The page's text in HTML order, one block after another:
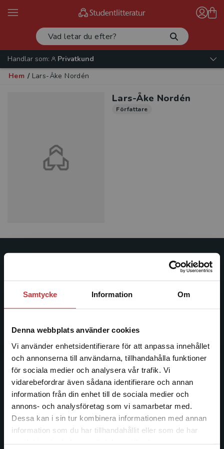
Samtycke Information Om
Denna webbplats använder cookies
Vi använder enhetsidentifierare för att anpassa innehållet
och annonserna till användarna, tillhandahålla funktioner
för sociala medier och analysera vår trafik. Vi
vidarebefordrar även sådana identifierare och annan
information från din enhet till de sociala medier och
annons- och analysföretag som vi samarbetar med.
Dessa kan i sin tur kombinera informationen med annan
information som du har tillhandahållit eller som de har
Begränsad fraktregion
Det verkar som att du besöker
Handlar som:
Privatkund
Hem / Lars-Åke Nordén
Lars-Åke Nordén
Författare
ledande utbildningsförlag. Med läromedel, kurslitteratur,
facklitteratur, utbildningar och digitala
längs hela kunskapsresan.
Kontakta oss
Kontakta oss
046-31 20 00
Postadress: